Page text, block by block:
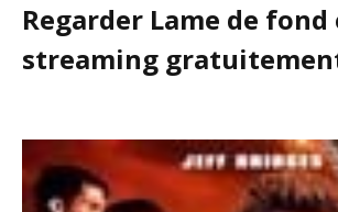
Regarder Lame de fond
streaming